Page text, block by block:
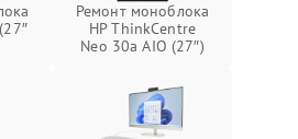
Ремонт моноблока
HP ThinkCentre
Neo 30a AIO (27″)